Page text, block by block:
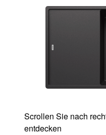
Scrollen Sie nach
entdecken